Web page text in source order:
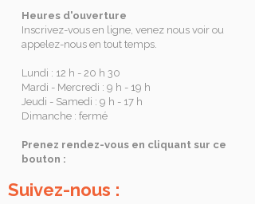
Heures d'ouverture
Inscrivez-vous en ligne, venez nous voir ou
appelez-nous en tout temps.
Lundi : 12 h - 20 h 30
Mardi - Mercredi : 9 h - 19 h
Jeudi - Samedi : 9 h - 17 h
Dimanche : fermé
Prenez rendez-vous en cliquant sur ce
bouton :
Suivez-nous :